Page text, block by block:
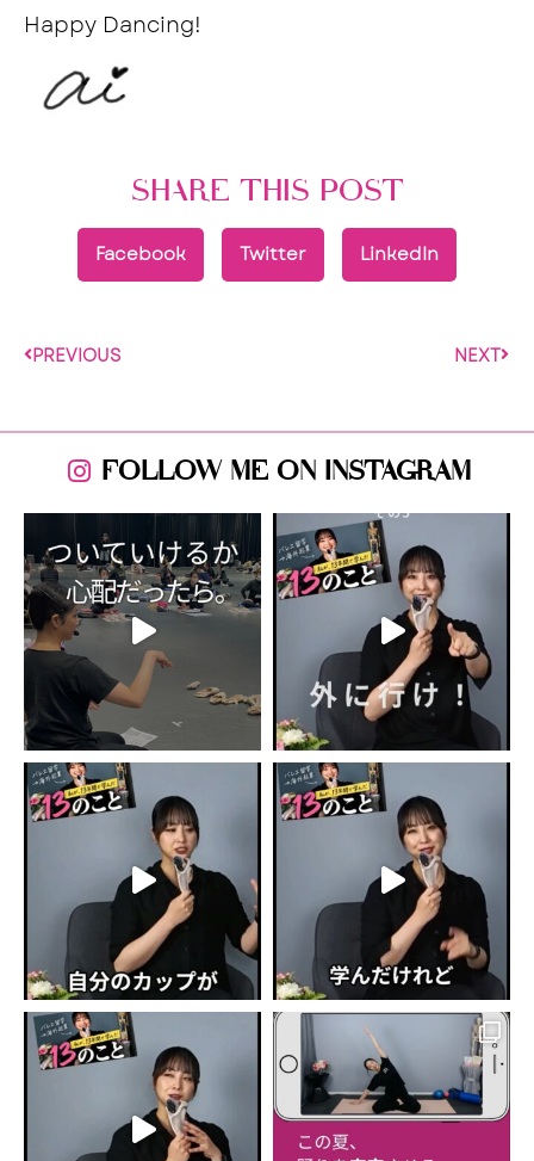
Happy Dancing!
SHARE THIS POST
Facebook Twitter LinkedIn
PREVIOUS NEXT
FOLLOW ME ON INSTAGRAM